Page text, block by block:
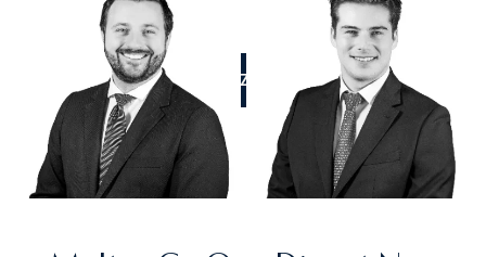
APPELEZ-NOUS